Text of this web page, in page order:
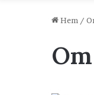
Hem /